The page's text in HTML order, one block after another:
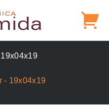
- 19x04x19